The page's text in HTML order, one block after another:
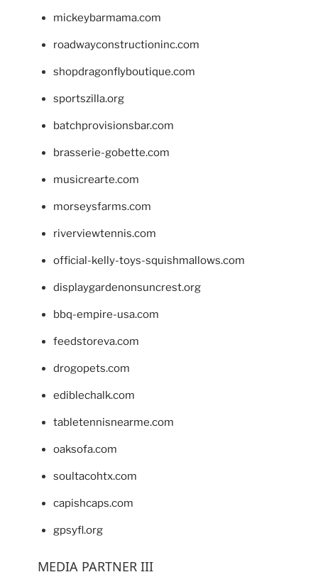
mickeybarmama.com
roadwayconstructioninc.com
shopdragonflyboutique.com
sportszilla.org
batchprovisionsbar.com
brasserie-gobette.com
musicrearte.com
morseysfarms.com
riverviewtennis.com
official-kelly-toys-squishmallows.com
displaygardenonsuncrest.org
bbq-empire-usa.com
feedstoreva.com
drogopets.com
ediblechalk.com
tabletennisnearme.com
oaksofa.com
soultacohtx.com
capishcaps.com
gpsyfl.org
MEDIA PARTNER III